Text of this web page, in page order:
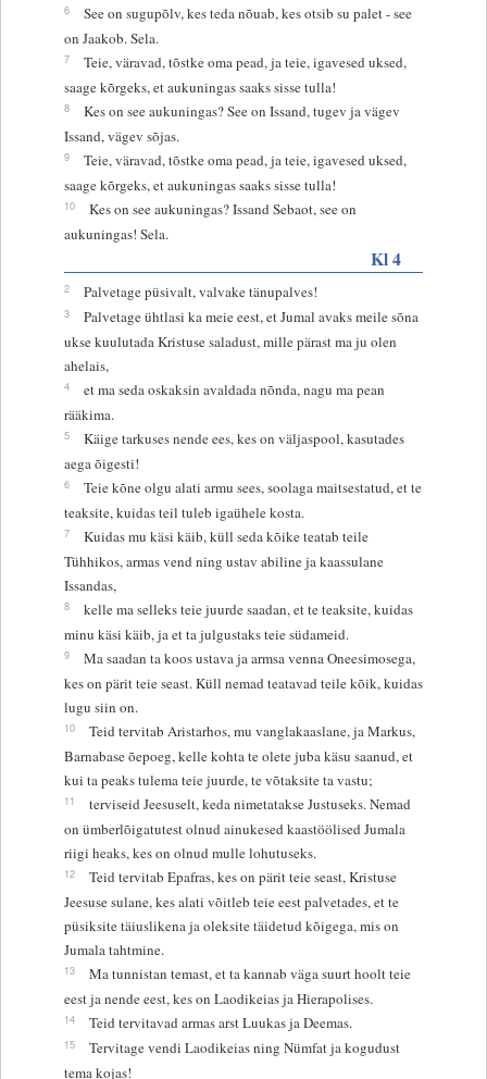
6
See on sugupõlv, kes teda nõuab, kes otsib su palet - see
on Jaakob. Sela.
7
Teie, väravad, tõstke oma pead, ja teie, igavesed uksed,
saage kõrgeks, et aukuningas saaks sisse tulla!
8
Kes on see aukuningas? See on Issand, tugev ja vägev
Issand, vägev sõjas.
9
Teie, väravad, tõstke oma pead, ja teie, igavesed uksed,
saage kõrgeks, et aukuningas saaks sisse tulla!
10
Kes on see aukuningas? Issand Sebaot, see on
aukuningas! Sela.
Kl 4
2 Palvetage püsivalt, valvake tänupalves!
3
Palvetage ühtlasi ka meie eest, et Jumal avaks meile sõna
ukse kuulutada Kristuse saladust, mille pärast ma ju olen
ahelais,
4
et ma seda oskaksin avaldada nõnda, nagu ma pean
rääkima.
5
Käige tarkuses nende ees, kes on väljaspool, kasutades
aega õigesti!
6
Teie kõne olgu alati armu sees, soolaga maitsestatud, et te
teaksite, kuidas teil tuleb igaühele kosta.
7
Kuidas mu käsi käib, küll seda kõike teatab teile
Tühhikos, armas vend ning ustav abiline ja kaassulane
Issandas,
8
kelle ma selleks teie juurde saadan, et te teaksite, kuidas
minu käsi käib, ja et ta julgustaks teie südameid.
9
Ma saadan ta koos ustava ja armsa venna Oneesimosega,
kes on pärit teie seast. Küll nemad teatavad teile kõik, kuidas
lugu siin on.
10
Teid tervitab Aristarhos, mu vanglakaaslane, ja Markus,
Barnabase õepoeg, kelle kohta te olete juba käsu saanud, et
kui ta peaks tulema teie juurde, te võtaksite ta vastu;
11
terviseid Jeesuselt, keda nimetatakse Justuseks. Nemad
on ümberlõigatutest olnud ainukesed kaastöölised Jumala
riigi heaks, kes on olnud mulle lohutuseks.
12
Teid tervitab Epafras, kes on pärit teie seast, Kristuse
Jeesuse sulane, kes alati võitleb teie eest palvetades, et te
püsiksite täiuslikena ja oleksite täidetud kõigega, mis on
Jumala tahtmine.
13
Ma tunnistan temast, et ta kannab väga suurt hoolt teie
eest ja nende eest, kes on Laodikeias ja Hierapolises.
14 Teid tervitavad armas arst Luukas ja Deemas.
15
Tervitage vendi Laodikeias ning Nümfat ja kogudust
tema kojas!